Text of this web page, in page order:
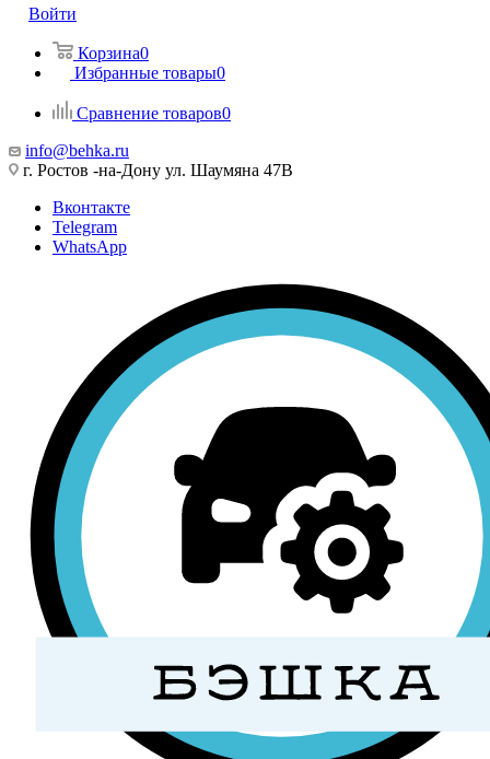
Войти
Корзина0
Избранные товары0
Сравнение товаров0
info@behka.ru
г. Ростов -на-Дону ул. Шаумяна 47В
Вконтакте
Telegram
WhatsApp